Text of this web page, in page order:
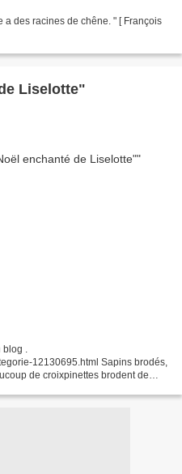
a des racines de chêne. " [ François
Liselotte"
.
12130695.html Sapins brodés,
de croixpinettes brodent de